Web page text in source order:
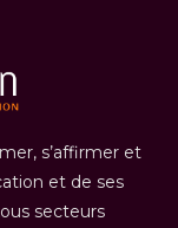
s’affirmer et
et de ses
secteurs